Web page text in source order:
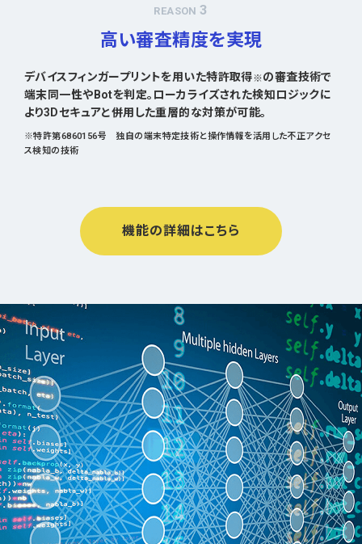
REASON3
高い審査精度を実現
デバイスフィンガープリントを用いた特許取得※の審査技術で
端末同一性やBotを判定。ローカライズされた検知ロジックに
より3Dセキュアと併用した重層的な対策が可能。
※特許第6860156号 独自の端末特定技術と操作情報を活用した不正アクセ
ス検知の技術
機能の詳細はこちら